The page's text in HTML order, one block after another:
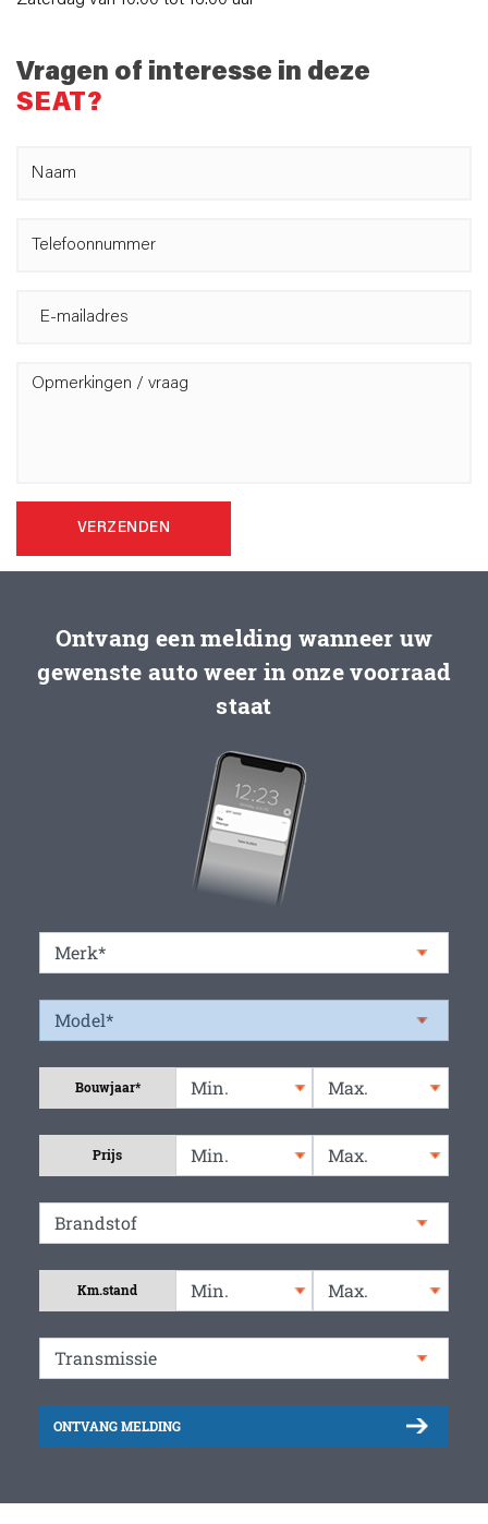
Vragen of interesse in deze
SEAT?
VERZENDEN
Ontvang een melding wanneer uw
gewenste auto weer in onze voorraad
staat
Bouwjaar*
Prijs
Km.stand
ONTVANG MELDING